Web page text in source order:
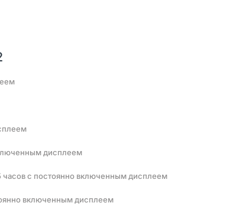
дисплеем
часов с постоянно включенным дисплеем
включенным дисплеем